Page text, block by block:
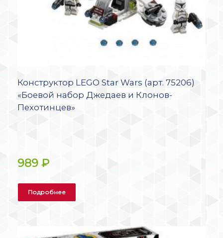
Конструктор LEGO Star Wars (арт. 75206)
«Боевой набор Джедаев и Клонов-
Пехотинцев»
989 ₽
Подробнее